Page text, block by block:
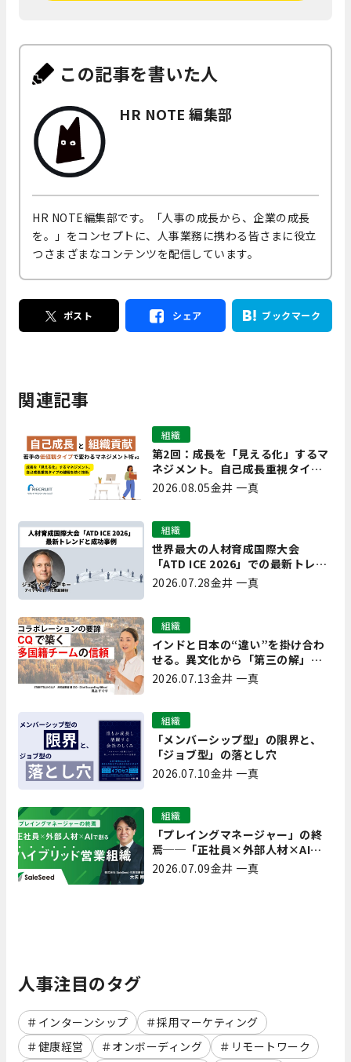
この記事を書いた人
HR NOTE 編集部
HR NOTE編集部です。「人事の成長から、企業の成長
を。」をコンセプトに、人事業務に携わる皆さまに役立
つさまざまなコンテンツを配信しています。
ポスト シェア ブックマーク
関連記事
第2回：成長を「見える化」するマ
ネジメント。自己成長重視タイプ
の離職を防ぐ技術
組織
2026.08.05金井 一真
世界最大の人材育成国際大会
「ATD ICE 2026」での最新トレン
ドと成功事例｜「重要で実用的
な、日本にも合う」ホットトピッ
組織
2026.07.28金井 一真
インドと日本の“違い”を掛け合わ
せる。異文化から「第三の解」を
生み出す実践【現場を変えるCQ白
組織
2026.07.13金井 一真
「メンバーシップ型」の限界と、
「ジョブ型」の落とし穴
組織
2026.07.10金井 一真
「プレイングマネージャー」の終
焉──「正社員×外部人材×AI」
で創るハイブリッド営業組織
組織
2026.07.09金井 一真
人事注目のタグ
インターンシップ
採用マーケティング
健康経営
オンボーディング
リモートワーク